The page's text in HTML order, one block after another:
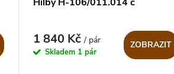
1 840 Kč/ pár
Skladem 1 pár
ZOBRAZIT